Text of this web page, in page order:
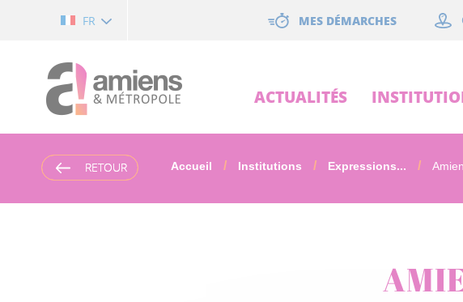
FR MES DÉMARCHES
ACTUALITÉS
RETOUR
RETOUR Accueil Institutions Expressions...